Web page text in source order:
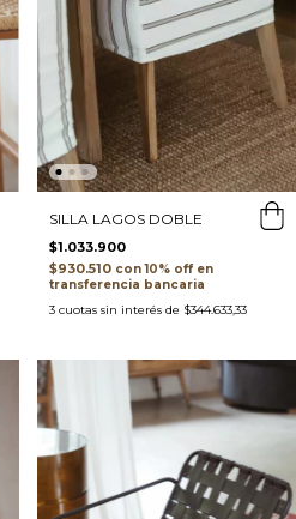
SILLA LAGOS DOBLE
$1.033.900
$930.510 con
transferencia bancaria
3 cuotas sin interés de $344.633,33